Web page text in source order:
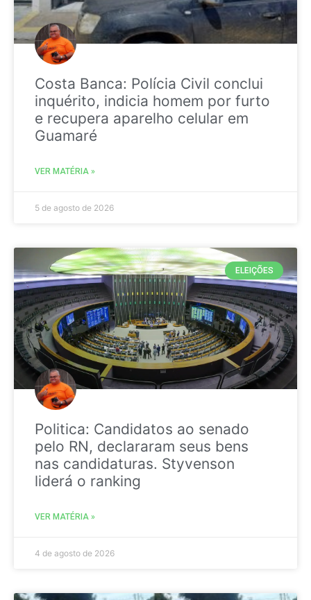
Costa Banca: Polícia Civil conclui
inquérito, indicia homem por furto
e recupera aparelho celular em
Guamaré
VER MATÉRIA »
5 de agosto de 2026
ELEIÇÕES
Politica: Candidatos ao senado
pelo RN, declararam seus bens
nas candidaturas. Styvenson
liderá o ranking
VER MATÉRIA »
4 de agosto de 2026